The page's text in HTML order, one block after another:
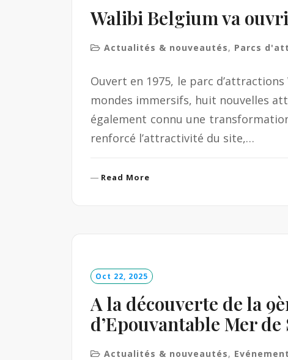
Walibi Belgium va
Actualités & nouveautés, Parcs
Ouvert en 1975, le parc
mondes immersifs, huit nouvelles
également connu une
renforcé l’attractivité du site,…
Read More
e
Oct 22, 2025
A la découverte de la
d’Epouvantable Mer de
Actualités & nouveautés,